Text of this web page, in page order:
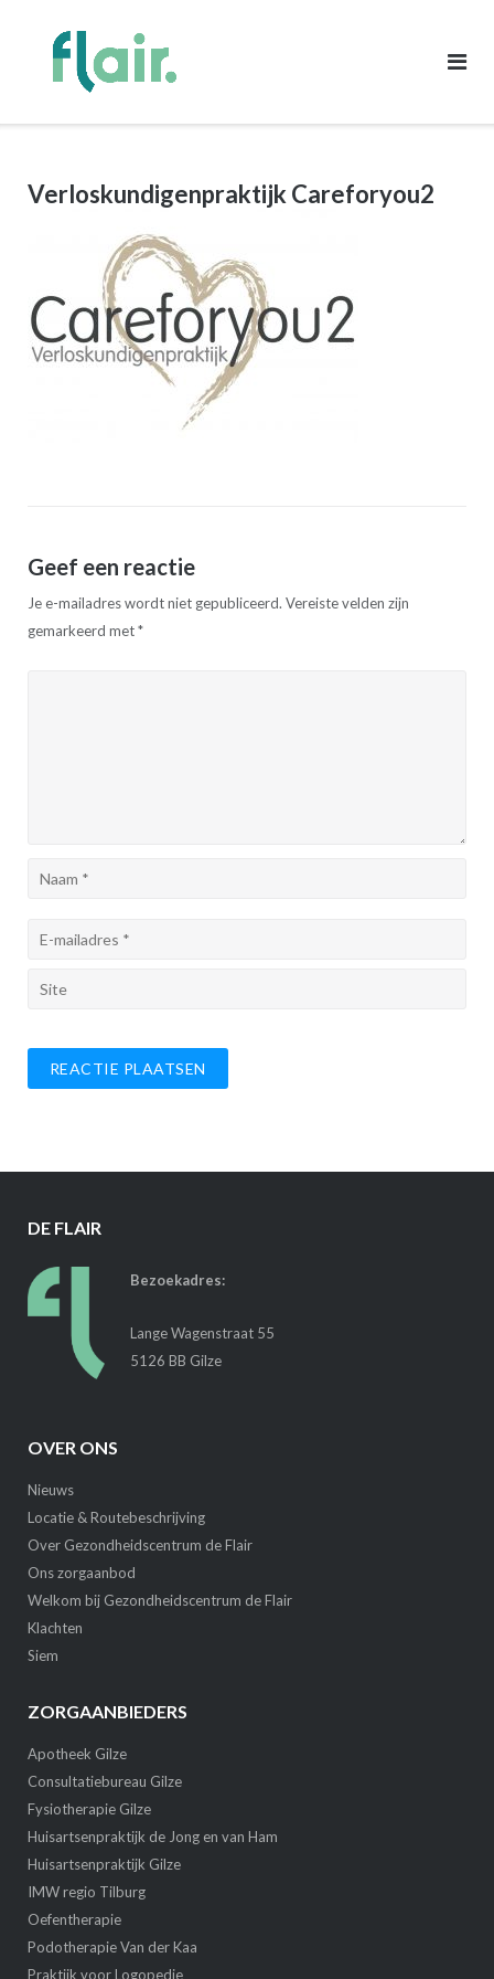
Verloskundigenpraktijk Careforyou2
Geef een reactie
Je e-mailadres wordt niet gepubliceerd. Vereiste velden zijn
gemarkeerd met*
DE FLAIR
Bezoekadres:
Lange Wagenstraat 55
5126 BB Gilze
OVER ONS
Nieuws
Locatie & Routebeschrijving
Over Gezondheidscentrum de Flair
Ons zorgaanbod
Welkom bij Gezondheidscentrum de Flair
Klachten
Siem
ZORGAANBIEDERS
Apotheek Gilze
Consultatiebureau Gilze
Fysiotherapie Gilze
Huisartsenpraktijk de Jong en van Ham
Huisartsenpraktijk Gilze
IMW regio Tilburg
Oefentherapie
Podotherapie Van der Kaa
Praktijk voor Logopedie